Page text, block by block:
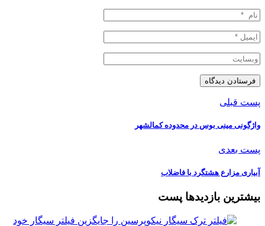
پست قبلی
واژگونی مینی بوس در محدوده کمالشهر
پست بعدی
آبیاری مزارع هشتگرد با فاضلاب
بیشترین بازدیدها پست